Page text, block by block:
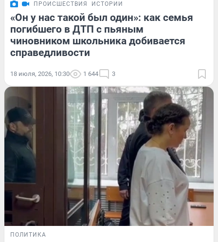
ПРОИСШЕСТВИЯ ИСТОРИИ
«Он у нас такой был один»: как семья
погибшего в ДТП с пьяным
чиновником школьника добивается
справедливости
18 июля, 2026, 10:30 1 644 3
ПОЛИТИКА